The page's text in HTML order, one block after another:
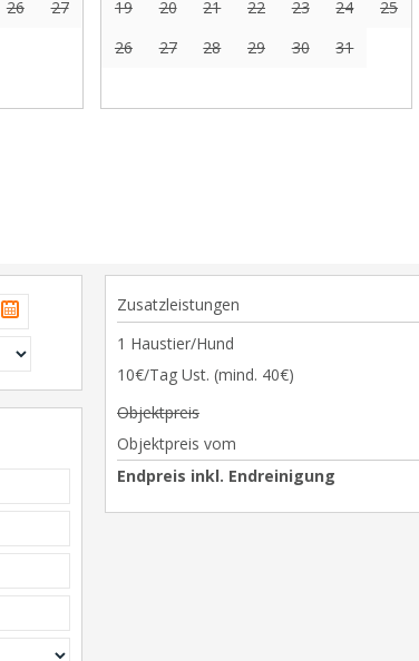
26
27
19
20 21 22 23 24
25
26
27 28 29 30 31
Zusatzleistungen
1 Haustier/Hund
10€/Tag Ust. (mind. 40€)
Objektpreis
Objektpreis vom
Endpreis inkl. Endreinigung